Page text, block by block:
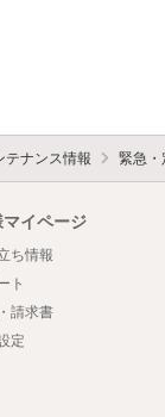
テナンス情報 緊急・
マイページ
ち情報
ト
請求書
定